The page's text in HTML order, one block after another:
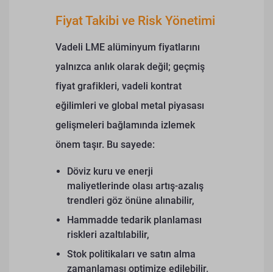
Fiyat Takibi ve Risk Yönetimi
Vadeli LME alüminyum fiyatlarını
yalnızca anlık olarak değil; geçmiş
fiyat grafikleri, vadeli kontrat
eğilimleri ve global metal piyasası
gelişmeleri bağlamında izlemek
önem taşır. Bu sayede:
Döviz kuru ve enerji
maliyetlerinde olası artış-azalış
trendleri göz önüne alınabilir,
Hammadde tedarik planlaması
riskleri azaltılabilir,
Stok politikaları ve satın alma
zamanlaması optimize edilebilir.